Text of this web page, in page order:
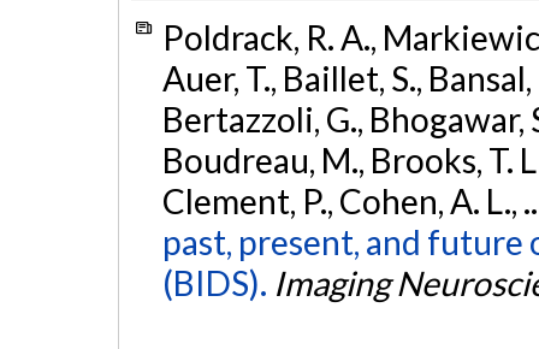
Poldrack, R. A.,
Auer, T., Baillet, S.,
Bertazzoli, G., Bhogawar,
Boudreau, M., Brooks, T.
Clement, P., Cohen, A.
past, present, and
(BIDS). Imaging